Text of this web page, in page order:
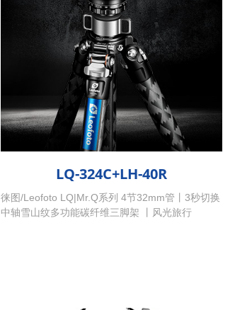
LQ-324C+LH-40R
徕图/Leofoto LQ|Mr.Q系列 4节32mm管丨3秒切换
中轴雪山纹多功能碳纤维三脚架 丨风光旅行